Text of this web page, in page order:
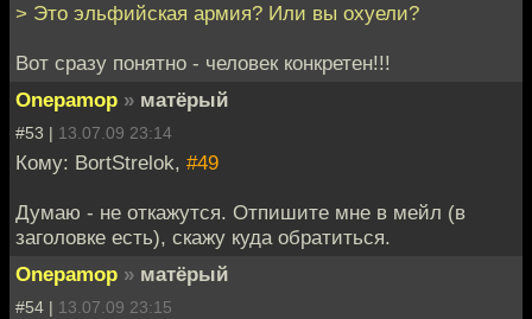
> Это эльфийская армия? Или вы охуели?
Вот сразу понятно - человек конкретен!!!
Onepamop » матёрый
#53 | 13.07.09 23:14
Кому: BortStrelok, #49
Думаю - не откажутся. Отпишите мне в мейл (в
заголовке есть), скажу куда обратиться.
Onepamop » матёрый
#54 | 13.07.09 23:15